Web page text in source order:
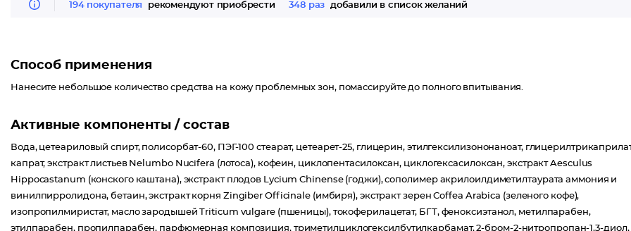
194 покупателя рекомендуют приобрести 348 раз добавили в список желаний
Способ применения
Нанесите небольшое количество средства на кожу проблемных зон, помассируйте до полного впитывания.
Активные компоненты / состав
Вода, цетеариловый спирт, полисорбат-60, ПЭГ-100 стеарат, цетеарет-25, глицерин, этилгексилизононаноат,
капрат, экстракт листьев Nelumbo Nucifera (лотоса), кофеин, циклопентасилоксан, циклогексасилоксан, экстракт Aesculus
Hippocastanum (конского каштана), экстракт плодов Lycium Chinense (годжи), сополимер акрилоилдиметилтаурата аммония и
винилпирролидона, бетаин, экстракт корня Zingiber Officinale (имбиря), экстракт зерен Coffea Arabica (зеленого кофе),
изопропилмиристат, масло зародышей Triticum vulgare (пшеницы), токоферилацетат, БГТ, феноксиэтанол, метилпарабен,
этилпарабен, пропилпарабен, парфюмерная композиция, триметилциклогексилбутилкарбамат, 2-бром-2-нитропропан-1,3-диол,